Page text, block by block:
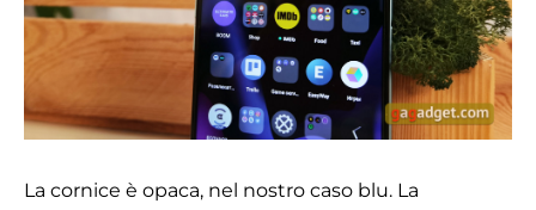
La cornice è opaca, nel nostro caso blu. La